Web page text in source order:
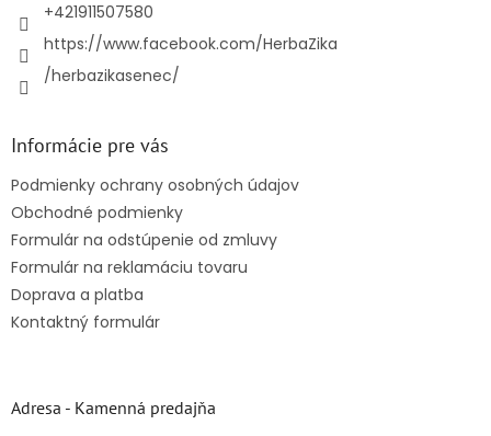
+421911507580
https://www.facebook.com/HerbaZika
/herbazikasenec/
Informácie pre vás
Podmienky ochrany osobných údajov
Obchodné podmienky
Formulár na odstúpenie od zmluvy
Formulár na reklamáciu tovaru
Doprava a platba
Kontaktný formulár
Adresa - Kamenná predajňa